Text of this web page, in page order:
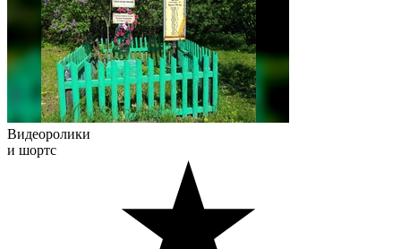
Видеоролики
и шортс